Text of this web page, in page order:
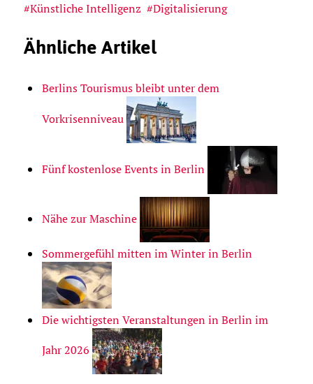
Künstliche Intelligenz Digitalisierung
Ähnliche Artikel
Berlins Tourismus bleibt unter dem
Vorkrisenniveau
Fünf kostenlose Events in Berlin
Nähe zur Maschine
Sommergefühl mitten im Winter in Berlin
Die wichtigsten Veranstaltungen in Berlin im
Jahr 2026